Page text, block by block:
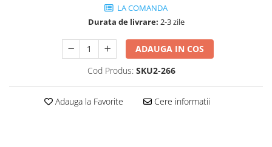
LA COMANDA
Durata de livrare: 2-3 zile
ADAUGA IN COS
Cod Produs: SKU2-266
Adauga la Favorite Cere informatii